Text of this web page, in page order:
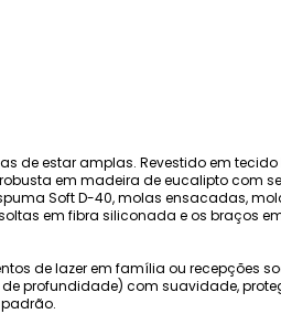
de estar amplas. Revestido em tecido
em madeira de eucalipto com
Soft D-40, molas ensacadas,
em fibra siliconada e os braços
de lazer em família ou recepções
profundidade) com suavidade,